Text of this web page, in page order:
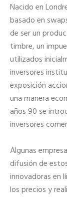
Nacido en
basado en
de ser un
timbre, un
utilizados
inversores
exposición
una manera
años 90 se
inversores
Algunas
difusión de
innovadoras en
los precios y